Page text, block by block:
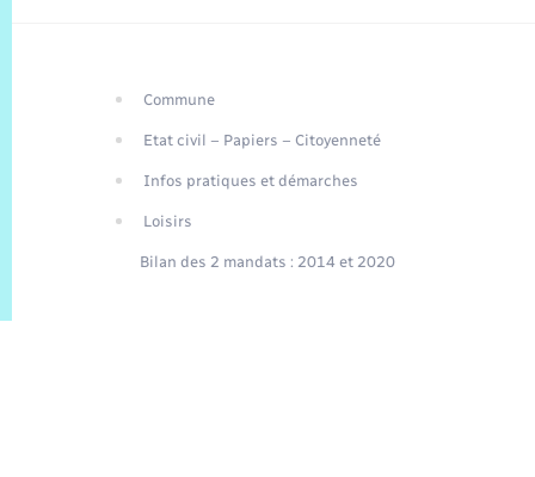
Traduction du
EN
Commune
Etat civil – Papiers – Citoyenneté
Infos pratiques et démarches
Loisirs
Bilan des 2 mandats : 2014 et 2020